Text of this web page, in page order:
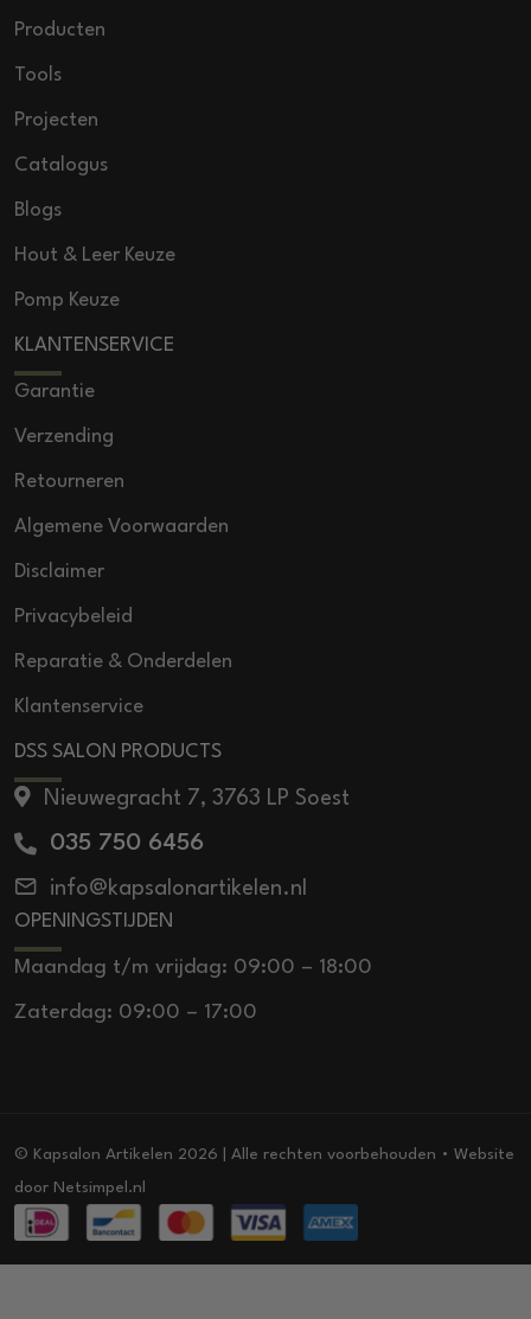
Producten
Tools
Projecten
Catalogus
Blogs
Hout & Leer Keuze
Pomp Keuze
KLANTENSERVICE
Garantie
Verzending
Retourneren
Algemene Voorwaarden
Disclaimer
Privacybeleid
Reparatie & Onderdelen
Klantenservice
DSS SALON PRODUCTS
Nieuwegracht 7, 3763 LP Soest
035 750 6456
info@kapsalonartikelen.nl
OPENINGSTIJDEN
Maandag t/m vrijdag: 09:00 – 18:00
Zaterdag: 09:00 – 17:00
© Kapsalon Artikelen 2026 | Alle rechten voorbehouden • Website
door Netsimpel.nl